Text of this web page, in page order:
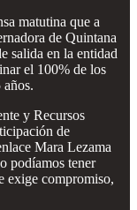
matutina que a
de Quintana
salida en la entidad
el 100% de los
años.
y Recursos
de
Mara Lezama
podíamos tener
exige compromiso,